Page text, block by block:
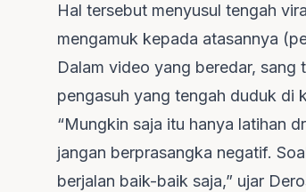
Hal tersebut menyusul tengah
mengamuk kepada atasannya
Dalam video yang beredar, sang
pengasuh yang tengah duduk di
“Mungkin saja itu hanya latihan
jangan berprasangka negatif.
berjalan baik-baik saja,” ujar